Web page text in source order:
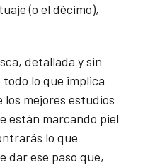
(o el décimo),
detallada y sin
todo lo que implica
mejores estudios
están marcando piel
lo que
dar ese paso que,